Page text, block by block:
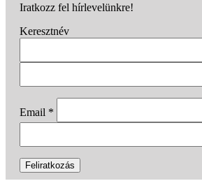
Iratkozz fel hírlevelünkre!
Keresztnév
Email *